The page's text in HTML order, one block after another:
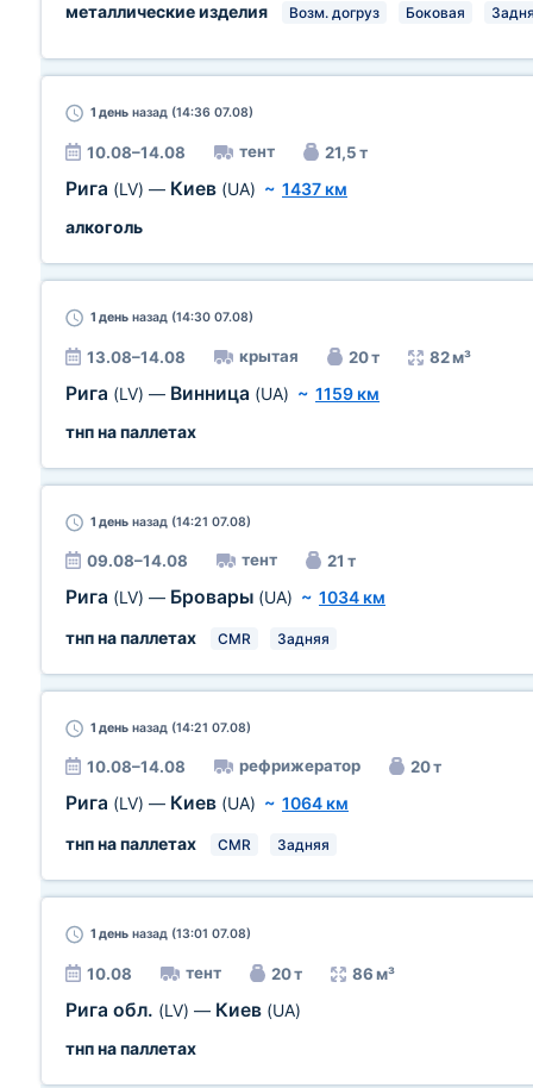
металлические изделия
Возм. догруз Боковая
1 день назад (14:36 07.08)
10.08–14.08 тент 21,5 т
Рига (LV) — Киев (UA) ~ 1437 км
алкоголь
1 день назад (14:30 07.08)
13.08–14.08 крытая 20 т 82 м³
Рига (LV) — Винница (UA) ~ 1159 км
тнп на паллетах
1 день назад (14:21 07.08)
09.08–14.08 тент 21 т
Рига (LV) — Бровары (UA) ~ 1034 км
тнп на паллетах
CMR Задняя
1 день назад (14:21 07.08)
10.08–14.08 рефрижератор 20 т
Рига (LV) — Киев (UA) ~ 1064 км
тнп на паллетах
CMR Задняя
1 день назад (13:01 07.08)
10.08 тент 20 т 86 м³
Рига обл. (LV) — Киев (UA)
тнп на паллетах